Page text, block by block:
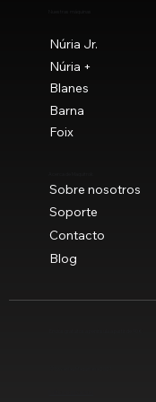
Núria Jr.
Núria +
Blanes
Barna
Foix
Sobre nosotros
Soporte
Contacto
Blog